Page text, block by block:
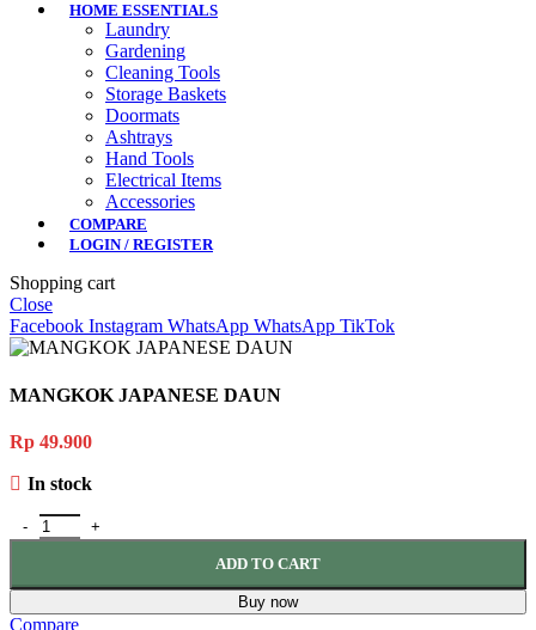
HOME ESSENTIALS
Laundry
Gardening
Cleaning Tools
Storage Baskets
Doormats
Ashtrays
Hand Tools
Electrical Items
Accessories
COMPARE
LOGIN / REGISTER
Shopping cart
Close
Facebook Instagram WhatsApp WhatsApp TikTok
MANGKOK JAPANESE DAUN
Rp 49.900
In stock
MANGKOK JAPANESE DAUN quantity
ADD TO CART
Buy now
Compare